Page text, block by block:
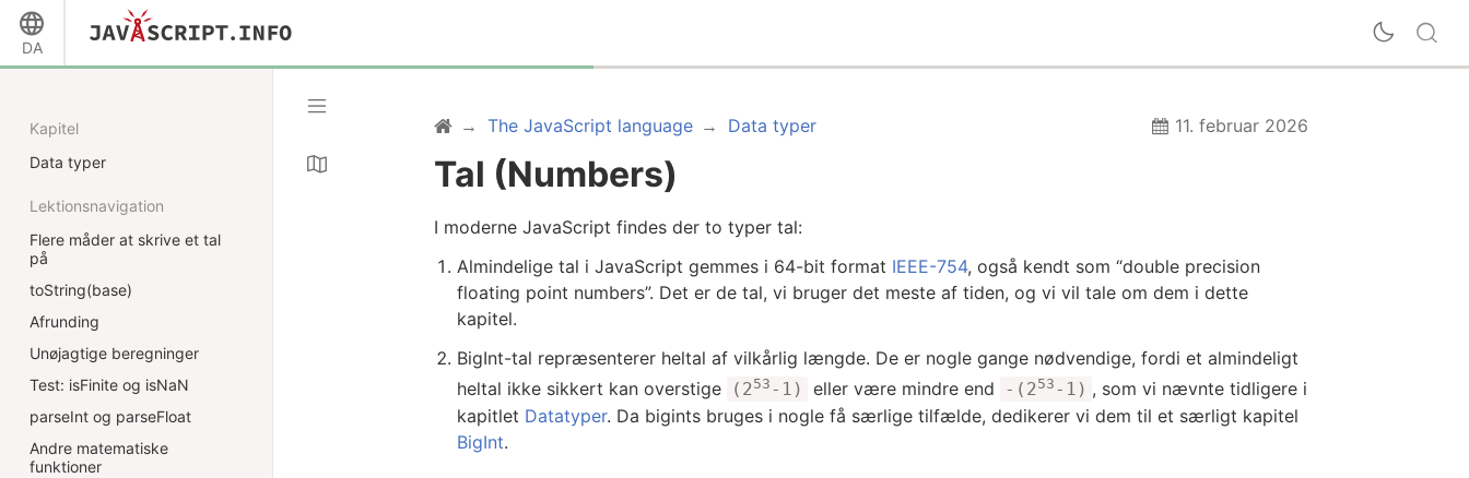
DA
The JavaScript language Data typer 11. februar 2026
Tal (Numbers)
I moderne JavaScript findes der to typer tal:
Almindelige tal i JavaScript gemmes i 64-bit format IEEE-754, også kendt som “double precision
floating point numbers”. Det er de tal, vi bruger det meste af tiden, og vi vil tale om dem i dette
kapitel.
BigInt-tal repræsenterer heltal af vilkårlig længde. De er nogle gange nødvendige, fordi et almindeligt
heltal ikke sikkert kan overstige
(253 -1) eller være mindre end -(253 -1) , som vi nævnte tidligere i
kapitlet Datatyper. Da bigints bruges i nogle få særlige tilfælde, dedikerer vi dem til et særligt kapitel
BigInt.
Kapitel
Data typer
Lektionsnavigation
Flere måder at skrive et tal
på
toString(base)
Afrunding
Unøjagtige beregninger
Test: isFinite og isNaN
parseInt og parseFloat
Andre matematiske
funktioner